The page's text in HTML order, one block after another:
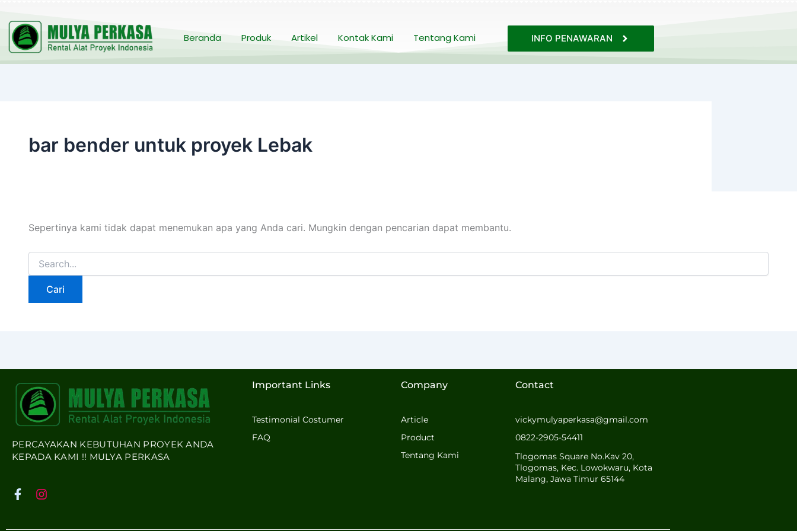
Beranda Produk Artikel Kontak Kami Tentang Kami INFO PENAWARAN
bar bender untuk proyek Lebak
Sepertinya kami tidak dapat menemukan apa yang Anda cari. Mungkin dengan pencarian dapat membantu.
PERCAYAKAN KEBUTUHAN PROYEK ANDA
KEPADA KAMI !! MULYA PERKASA
F
I
Important Links
Testimonial Costumer
FAQ
Company
Article
Product
Tentang Kami
Contact
vickymulyaperkasa@gmail.com
0822-2905-54411
Tlogomas Square No.Kav 20,
Tlogomas, Kec. Lowokwaru, Kota
Malang, Jawa Timur 65144